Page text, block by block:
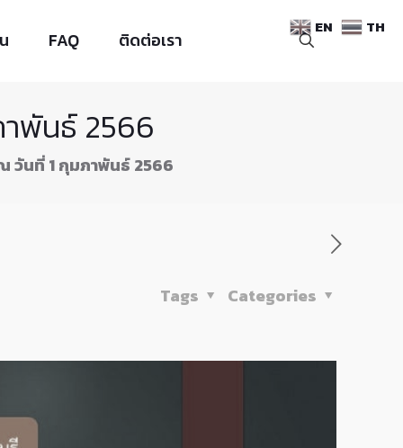
FAQ ติดต่อเรา
พันธ์ 2566
นที่ 1 กุมภาพันธ์ 2566
Categories
Tags
EN TH